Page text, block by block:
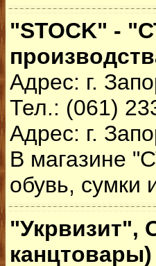
"STOCK" -
Адрес: г.
Тел.: (061)
Адрес: г.
В магазине
обувь,
"Укрвизит",
канцтовары)